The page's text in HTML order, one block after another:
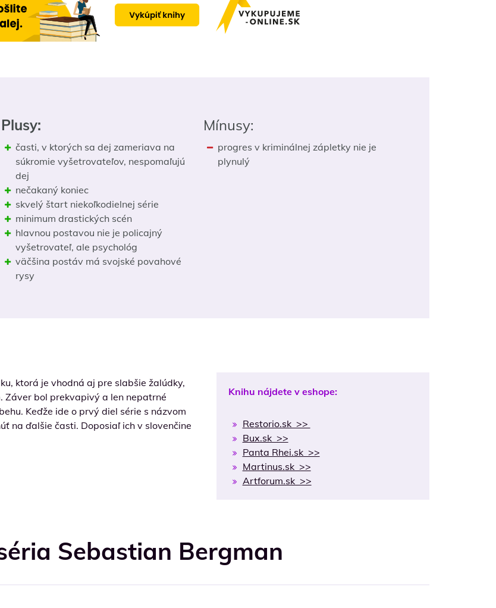
Plusy:
časti, v ktorých sa dej zameriava na
súkromie vyšetrovateľov, nespomaľujú
dej
nečakaný koniec
skvelý štart niekoľkodielnej série
minimum drastických scén
hlavnou postavou nie je policajný
vyšetrovateľ, ale psychológ
väčšina postáv má svojské povahové
rysy
Mínusy:
progres v kriminálnej zápletky nie je
plynulý
ktorá je vhodná aj pre slabšie žalúdky,
Záver bol prekvapivý a len nepatrné
Keďže ide o prvý diel série s názvom
na ďalšie časti. Doposiaľ ich v slovenčine
Knihu nájdete v eshope:
Restorio.sk >>
Bux.sk >>
Panta Rhei.sk >>
Martinus.sk >>
Artforum.sk >>
Sebastian Bergman